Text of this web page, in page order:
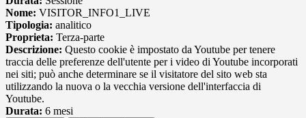
Nome: VISITOR_INFO1_LIVE
Tipologia: analitico
Proprieta: Terza-parte
Descrizione: Questo cookie è impostato da Youtube per tenere
traccia delle preferenze dell'utente per i video di Youtube incorporati
nei siti; può anche determinare se il visitatore del sito web sta
utilizzando la nuova o la vecchia versione dell'interfaccia di
Youtube.
Durata: 6 mesi